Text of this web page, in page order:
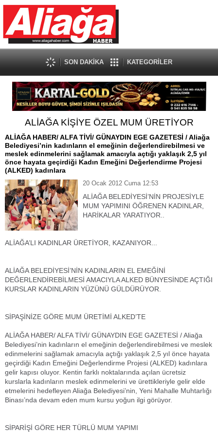
SON DAKİKA KATEGORİLER
ALİAĞA KİŞİYE ÖZEL MUM ÜRETİYOR
ALİAĞA HABER/ ALFA TİVİ/ GÜNAYDIN EGE GAZETESİ / Aliağa
Belediyesi’nin kadınların el emeğinin değerlendirebilmesi ve
meslek edinmelerini sağlamak amacıyla açtığı yaklaşık 2,5 yıl
önce hayata geçirdiği Kadın Emeğini Değerlendirme Projesi
(ALKED) kadınlara
20 Ocak 2012 Cuma 12:53
ALİAĞA BELEDİYESİ’NİN PROJESİYLE
MUM YAPIMINI ÖĞRENEN KADINLAR,
HARİKALAR YARATIYOR..
ALİAĞA’LI KADINLAR ÜRETİYOR, KAZANIYOR...
ALİAĞA BELEDİYESİ’NİN KADINLARIN EL EMEĞİNİ
DEĞERLENDİREBİLMESİ AMACIYLA ALKED BÜNYESİNDE AÇTIĞI
KURSLAR KADINLARIN YÜZÜNÜ GÜLDÜRÜYOR.
SİPAŞİNİZE GÖRE MUM ÜRETİMİ ALKED’TE
ALİAĞA HABER/ ALFA TİVİ/ GÜNAYDIN EGE GAZETESİ / Aliağa
Belediyesi’nin kadınların el emeğinin değerlendirebilmesi ve meslek
edinmelerini sağlamak amacıyla açtığı yaklaşık 2,5 yıl önce hayata
geçirdiği Kadın Emeğini Değerlendirme Projesi (ALKED) kadınlara
gelir kapısı oluyor. Kentin farklı noktalarında açılan ücretsiz
kurslarla kadınların meslek edinmelerini ve ürettikleriyle gelir elde
etmelerini hedefleyen Aliağa Belediyesi’nin, Yeni Mahalle Muhtarlığı
Binası’nda devam eden mum kursu yoğun ilgi görüyor.
SİPARİŞİ GÖRE HER TÜRLÜ MUM YAPIMI